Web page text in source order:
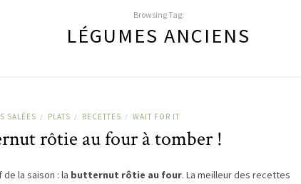
Browsing Tag:
LÉGUMES ANCIENS
SALÉES / PLATS / RECETTES / WAIT FOR IT
rôtie au four à tomber !
la saison : la butternut rôtie au four. La meilleur des recettes